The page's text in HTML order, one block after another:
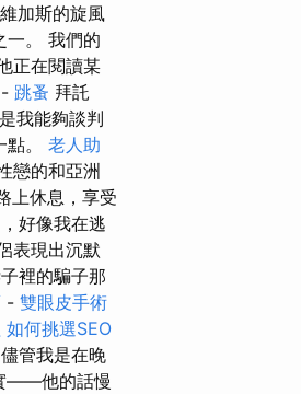
加斯的旋風
一。 我們的
正在閱讀某
- 跳蚤 拜託
我能夠談判
。 老人助
戀的和亞洲
上休息，享受
好像我在逃
表現出沉默
裡的騙子那
- 雙眼皮手術
如何挑選SEO
管我是在晚
——他的話慢